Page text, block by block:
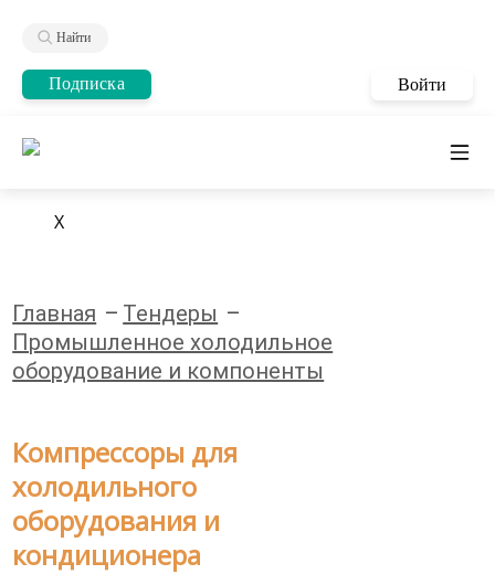
Найти
Подписка Войти
X
Главная
Тендеры
Промышленное холодильное
оборудование и компоненты
Компрессоры для
холодильного
оборудования и
кондиционера